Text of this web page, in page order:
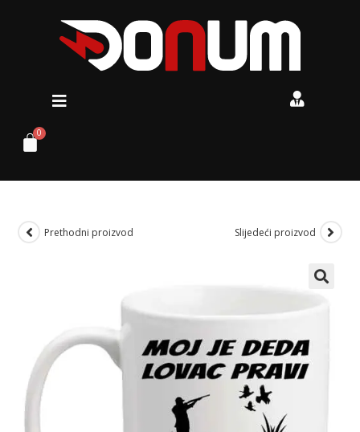
Prethodni proizvod Slijedeći proizvod